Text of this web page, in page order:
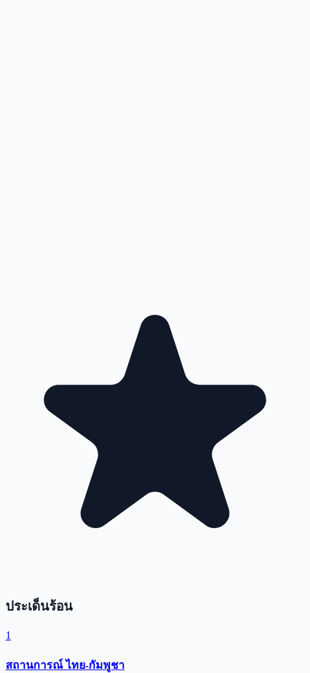
ประเด็นร้อน
1
สถานการณ์ ไทย-กัมพูชา